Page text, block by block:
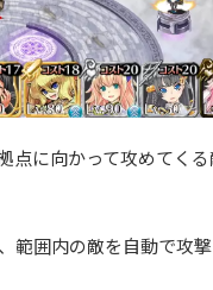
点に向かって攻めてく
範囲内の敵を自動で攻